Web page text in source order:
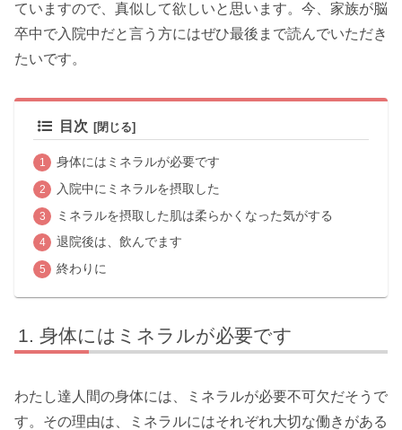
ていますので、真似して欲しいと思います。今、家族が脳
卒中で入院中だと言う方にはぜひ最後まで読んでいただき
たいです。
目次
身体にはミネラルが必要です
入院中にミネラルを摂取した
ミネラルを摂取した肌は柔らかくなった気がする
退院後は、飲んでます
終わりに
身体にはミネラルが必要です
わたし達人間の身体には、ミネラルが必要不可欠だそうで
す。その理由は、ミネラルにはそれぞれ大切な働きがある